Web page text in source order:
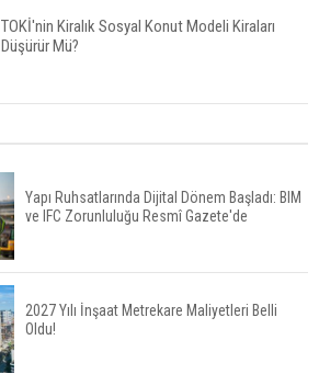
TOKİ'nin Kiralık Sosyal Konut Modeli Kiraları
Düşürür Mü?
Konut Satışları Güçlü Seyrini Korudu Yabancıya
Satış Geriledi
ABD'de İnşaat Harcamaları Geriledi
Yapı Ruhsatlarında Dijital Dönem Başladı: BIM
ve IFC Zorunluluğu Resmî Gazete'de
2027 Yılı İnşaat Metrekare Maliyetleri Belli
Oldu!